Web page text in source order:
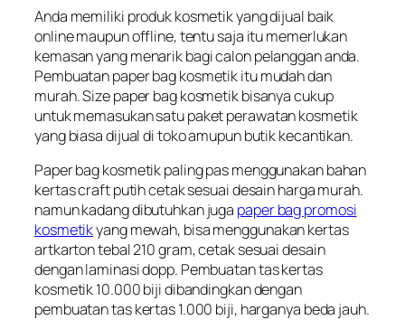
Anda memiliki produk kosmetik yang dijual baik
online maupun offline, tentu saja itu memerlukan
kemasan yang menarik bagi calon pelanggan anda.
Pembuatan paper bag kosmetik itu mudah dan
murah. Size paper bag kosmetik bisanya cukup
untuk memasukan satu paket perawatan kosmetik
yang biasa dijual di toko amupun butik kecantikan.
Paper bag kosmetik paling pas menggunakan bahan
kertas craft putih cetak sesuai desain harga murah.
namun kadang dibutuhkan juga paper bag promosi
kosmetikyang mewah, bisa menggunakan kertas
artkarton tebal 210 gram, cetak sesuai desain
dengan laminasi dopp. Pembuatan tas kertas
kosmetik 10.000 biji dibandingkan dengan
pembuatan tas kertas 1.000 biji, harganya beda jauh.